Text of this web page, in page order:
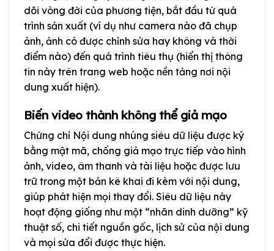
dõi vòng đời của phương tiện, bắt đầu từ quá
trình sản xuất (ví dụ như camera nào đã chụp
ảnh, ảnh có được chỉnh sửa hay không và thời
điểm nào) đến quá trình tiêu thụ (hiển thị thông
tin này trên trang web hoặc nền tảng nơi nội
dung xuất hiện).
Biến video thành không thể giả mạo
Chứng chỉ Nội dung nhúng siêu dữ liệu được ký
bằng mật mã, chống giả mạo trực tiếp vào hình
ảnh, video, âm thanh và tài liệu hoặc được lưu
trữ trong một bản kê khai đi kèm với nội dung,
giúp phát hiện mọi thay đổi. Siêu dữ liệu này
hoạt động giống như một “nhãn dinh dưỡng” kỹ
thuật số, chi tiết nguồn gốc, lịch sử của nội dung
và mọi sửa đổi được thực hiện.